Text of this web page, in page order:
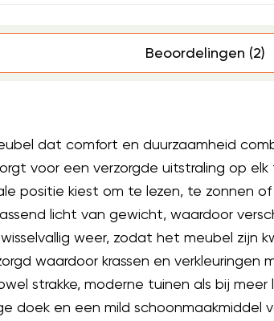
Beoordelingen (2)
dat comfort en duurzaamheid
voor een verzorgde uitstraling op elk
positie kiest om te lezen, te zonnen
licht van gewicht, waardoor
weer, zodat het meubel zijn
waardoor krassen en verkleuringen
strakke, moderne tuinen als bij meer
doek en een mild schoonmaakmiddel